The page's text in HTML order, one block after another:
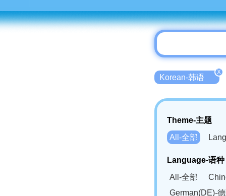
Korean-韩语
X
Theme-主题
All-全部
Language-语种
All-全部
German(DE)-